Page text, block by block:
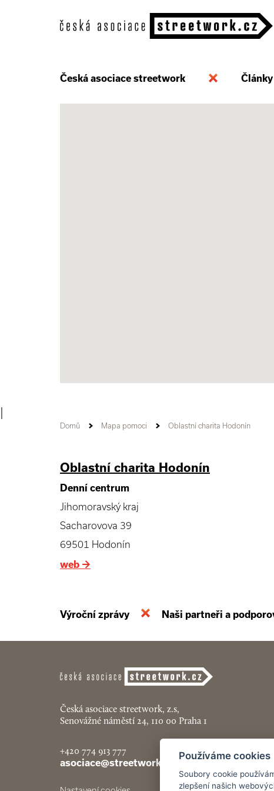
Česká asociace streetwork Články
Domů Mapa pomoci Oblastní charita Hodonín
Oblastní charita Hodonín
Denní centrum
Jihomoravský kraj
Sacharovova 39
69501 Hodonín
web →
Výroční zprávy Naši partneři a
Česká asociace streetwork, z.s,
Senovážné náměstí 24, 110 00 Praha 1
+420 774 913 777
asociace@streetwork.cz
Používáme cookies
Soubory cookie
zlepšení našich